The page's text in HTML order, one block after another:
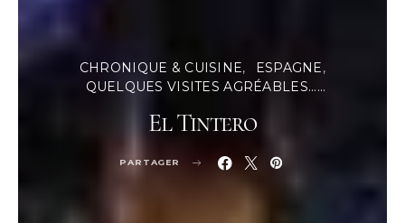
CHRONIQUE & CUISINE
ESPAGNE
QUELQUES VISITES AGRÉABLES......
El Tintero
PARTAGER